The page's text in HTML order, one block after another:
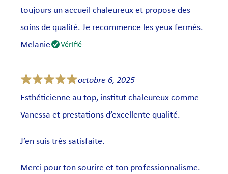
toujours un accueil chaleureux et propose des
soins de qualité. Je recommence les yeux fermés.
Melanie
Vérifié
octobre 6, 2025
Esthéticienne au top, institut chaleureux comme
Vanessa et prestations d’excellente qualité.
J’en suis très satisfaite.
Merci pour ton sourire et ton professionnalisme.